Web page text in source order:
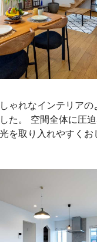
ゃれなインテリアの
た。 空間全体に圧
を取り入れやすくお